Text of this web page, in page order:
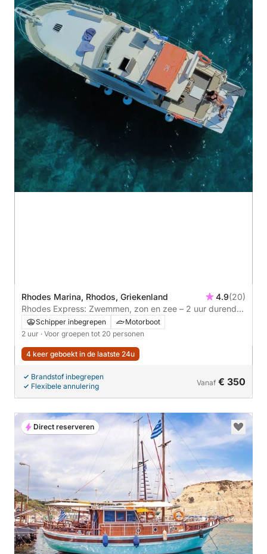
Rhodes Marina, Rhodos, Griekenland 4.9(20)
Rhodes Express: Zwemmen, zon en zee – 2 uur durende
ontsnapping
Schipper inbegrepen
Motorboot
2 uur · Voor groepen tot 20 personen
4 keer geboekt in de laatste 24u
Brandstof inbegrepen
Flexibele annulering
Vanaf € 350
Direct reserveren